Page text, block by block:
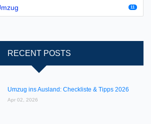
11
RECENT POSTS
Umzug ins Ausland: Checkliste & Tipps 2026
Apr 02, 2026